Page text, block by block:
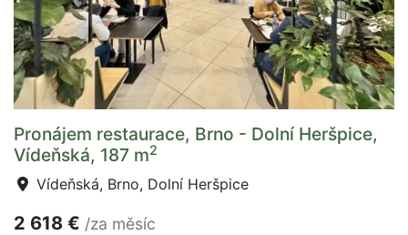
Pronájem restaurace, Brno - Dolní Heršpice,
Vídeňská, 187 m2
Vídeňská, Brno, Dolní Heršpice
2 618 € /za měsíc